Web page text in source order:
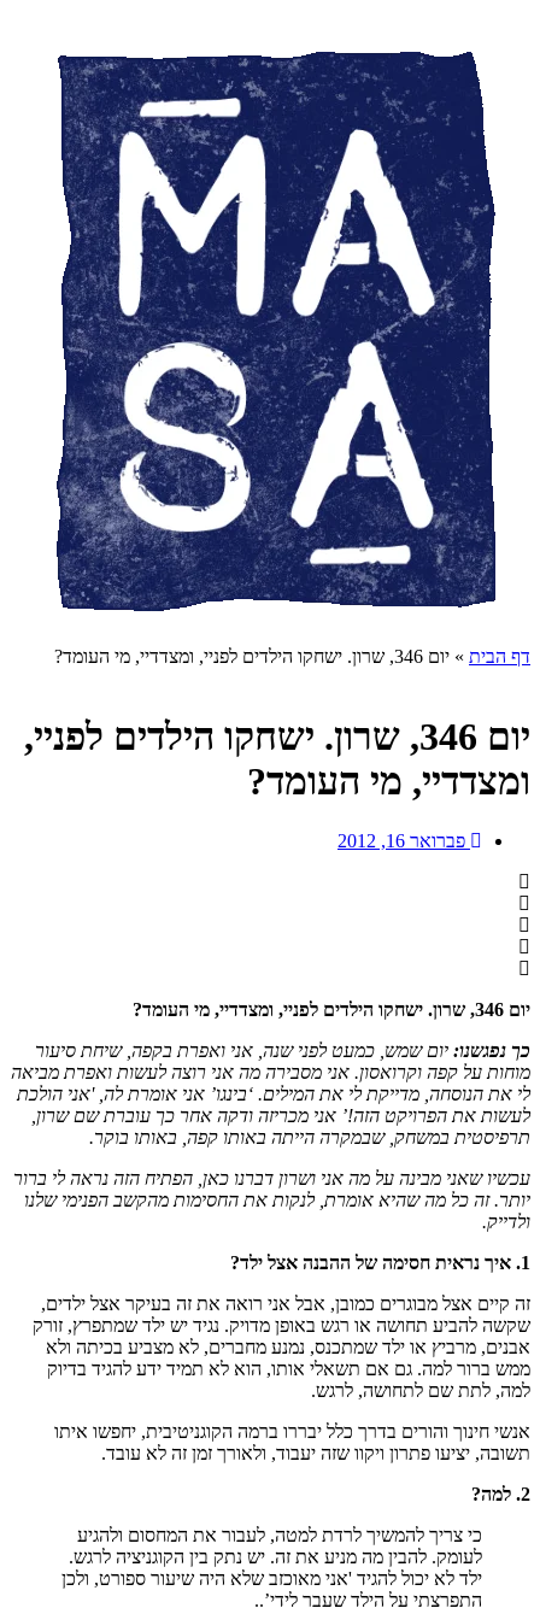
דף הבית » יום 346, שרון. ישחקו הילדים לפניי, ומצדדיי, מי העומד?
יום 346, שרון. ישחקו הילדים לפניי,
ומצדדיי, מי העומד?
פברואר 16, 2012
יום 346, שרון. ישחקו הילדים לפניי, ומצדדיי, מי העומד?
כך נפגשנו: יום שמש, כמעט לפני שנה, אני ואפרת בקפה, שיחת סיעור
מוחות על קפה וקרואסון. אני מסבירה מה אני רוצה לעשות ואפרת מביאה
לי את הנוסחה, מדייקת לי את המילים. ‘בינגו’ אני אומרת לה, 'אני הולכת
לעשות את הפרויקט הזה!’ אני מכריזה ודקה אחר כך עוברת שם שרון,
תרפיסטית במשחק, שבמקרה הייתה באותו קפה, באותו בוקר.
עכשיו שאני מבינה על מה אני ושרון דברנו כאן, הפתיח הזה נראה לי ברור
יותר. זה כל מה שהיא אומרת, לנקות את החסימות מהקשב הפנימי שלנו
ולדייק.
1. איך נראית חסימה של ההבנה אצל ילד?
זה קיים אצל מבוגרים כמובן, אבל אני רואה את זה בעיקר אצל ילדים,
שקשה להביע תחושה או רגש באופן מדויק. נגיד יש ילד שמתפרץ, זורק
אבנים, מרביץ או ילד שמתכנס, נמנע מחברים, לא מצביע בכיתה ולא
ממש ברור למה. גם אם תשאלי אותו, הוא לא תמיד ידע להגיד בדיוק
למה, לתת שם לתחושה, לרגש.
אנשי חינוך והורים בדרך כלל יבררו ברמה הקוגניטיבית, יחפשו איתו
תשובה, יציעו פתרון ויקוו שזה יעבוד, ולאורך זמן זה לא עובד.
2. למה?
כי צריך להמשיך לרדת למטה, לעבור את המחסום ולהגיע
לעומק. להבין מה מניע את זה. יש נתק בין הקוגניציה לרגש.
ילד לא יכול להגיד 'אני מאוכזב שלא היה שיעור ספורט, ולכן
התפרצתי על הילד שעבר לידי’..